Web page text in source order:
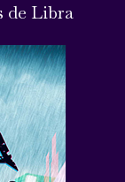
de Libra